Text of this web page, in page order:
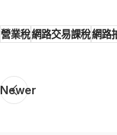
營業稅網路交易課稅網路
Newer